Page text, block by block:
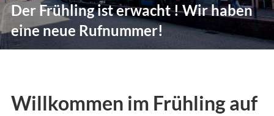
Der Frühling ist erwacht ! Wir haben
eine neue Rufnummer!
Willkommen im Frühling auf